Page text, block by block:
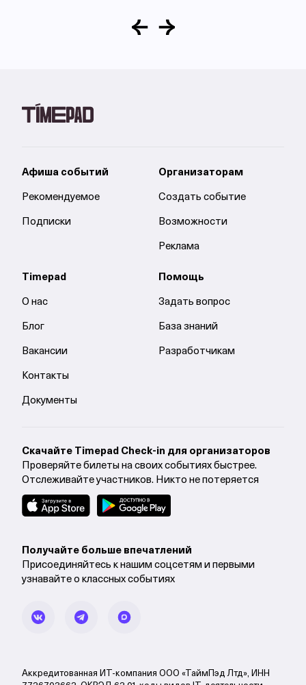
Афиша событий
Рекомендуемое
Подписки
Организаторам
Создать событие
Возможности
Реклама
Timepad
О нас
Блог
Вакансии
Контакты
Документы
Помощь
Задать вопрос
База знаний
Разработчикам
Cкачайте Timepad Check-in для организаторов
Проверяйте билеты на своих событиях быстрее.
Отслеживайте участников. Никто не потеряется
Получайте больше впечатлений
Присоединяйтесь к нашим соцсетям и первыми
узнавайте о классных событиях
Аккредитованная ИТ-компания ООО «ТаймПэд Лтд», ИНН